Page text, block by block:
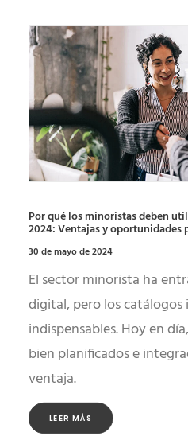
Por qué los minoristas deben
2024: Ventajas y oportunidades
30 de mayo de 2024
El sector minorista ha
digital, pero los catálogos
indispensables. Hoy en
bien planificados e
ventaja.
LEER MÁS